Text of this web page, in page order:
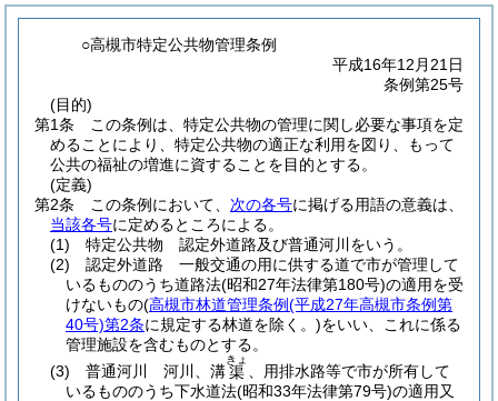
○高槻市特定公共物管理条例
平成16年12月21日
条例第25号
(目的)
第1条
この条例は、特定公共物の管理に関し必要な事項を定
めることにより、特定公共物の適正な利用を図り、もって
公共の福祉の増進に資することを目的とする。
(定義)
第2条
この条例において、 次の各号に掲げる用語の意義は、
当該各号に定めるところによる。
(1)
特定公共物 認定外道路及び普通河川をいう。
(2)
認定外道路 一般交通の用に供する道で市が管理して
いるもののうち道路法(昭和27年法律第180号)の適用を受
けないもの(高槻市林道管理条例(平成27年高槻市条例第
40号)第2条に規定する林道を除く。)をいい、これに係る
管理施設を含むものとする。
(3)
普通河川 河川、溝渠
きょ
、用排水路等で市が所有して
いるもののうち下水道法(昭和33年法律第79号)の適用又